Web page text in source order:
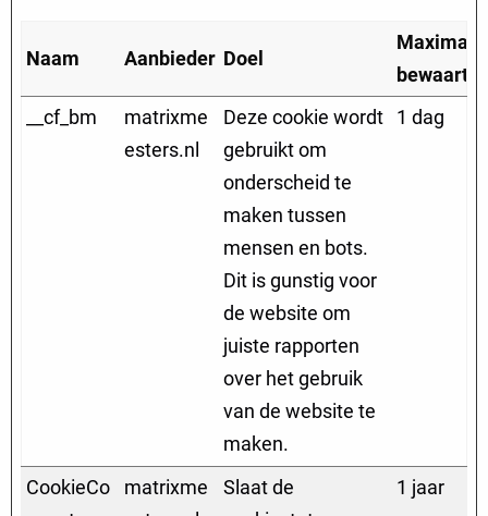
Naam Aanbieder Doel
Maximale
__cf_bm
matrixme
esters.nl
Deze cookie wordt
gebruikt om
onderscheid te
maken tussen
mensen en bots.
Dit is gunstig voor
de website om
juiste rapporten
over het gebruik
van de website te
maken.
1 dag
CookieCo
matrixme
Slaat de
1 jaar